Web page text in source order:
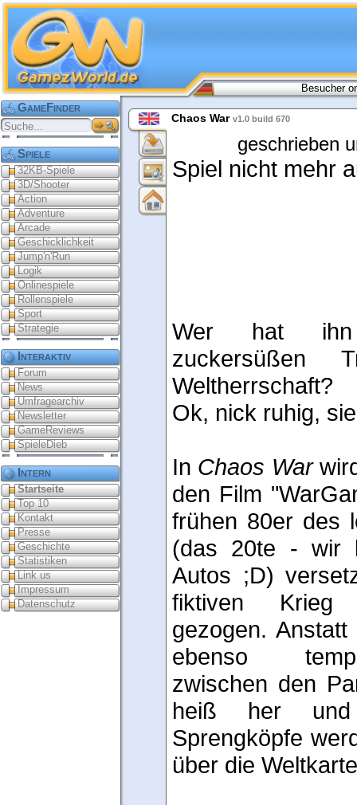
Besucher
GameFinder
Spiele
32KB-Spiele
3D/Shooter
Action
Adventure
Arcade
Geschicklichkeit
Jump'n'Run
Logik
Onlinespiele
Rollenspiele
Sport
Strategie
Interaktiv
Forum
News
Umfragearchiv
Newsletter
GameReviews
SpieleDieb
Intern
Startseite
Top 10
Kontakt
Presse
Geschichte
Statistiken
Link us
Impressum
Datenschutz
Chaos War v1.0 build 670
geschrieben
Spiel nicht mehr
Wer hat ihn
zuckersüßen
Weltherrschaft?
Ok, nick ruhig,
In Chaos War
den Film
frühen 80er des
(das 20te - wir
Autos ;D)
fiktiven Krieg
gezogen.
ebenso
zwischen den
heiß her und
Sprengköpfe
über die